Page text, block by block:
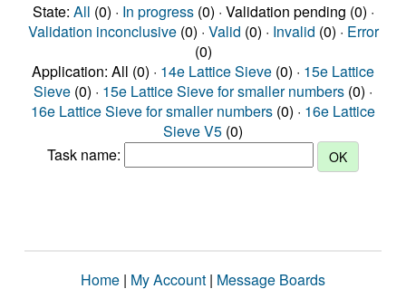
State: All (0) · In progress(0) · Validation pending (0) ·
Validation inconclusive(0) · Valid (0) · Invalid (0) · Error
(0)
Application: All (0) · 14e Lattice Sieve (0) · 15e Lattice
Sieve (0) · 15e Lattice Sieve for smaller numbers (0) ·
16e Lattice Sieve for smaller numbers (0) · 16e Lattice
Sieve V5 (0)
Task name:
Home | My Account | Message Boards